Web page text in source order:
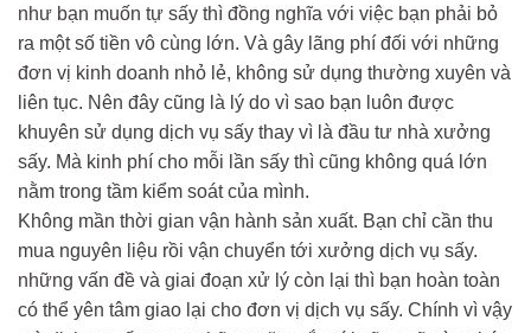
như bạn muốn tự sấy thì đồng nghĩa với việc bạn phải bỏ
ra một số tiền vô cùng lớn. Và gây lãng phí đối với những
đơn vị kinh doanh nhỏ lẻ, không sử dụng thường xuyên và
liên tục. Nên đây cũng là lý do vì sao bạn luôn được
khuyên sử dụng dịch vụ sấy thay vì là đầu tư nhà xưởng
sấy. Mà kinh phí cho mỗi lần sấy thì cũng không quá lớn
nằm trong tầm kiểm soát của mình.
Không mần thời gian vận hành sản xuất. Bạn chỉ cần thu
mua nguyên liệu rồi vận chuyển tới xưởng dịch vụ sấy.
những vấn đề và giai đoạn xử lý còn lại thì bạn hoàn toàn
có thể yên tâm giao lại cho đơn vị dịch vụ sấy. Chính vì vậy